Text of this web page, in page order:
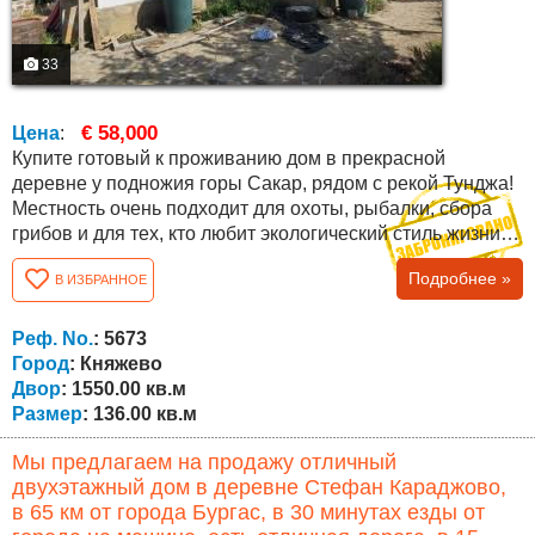
33
Цена: € 58,000
Купите готовый к проживанию дом в прекрасной
деревне у подножия горы Сакар, рядом с рекой Тунджа!
Местность очень подходит для охоты, рыбалки, сбора
грибов и для тех, кто любит экологический стиль жизни. В
селе есть два магазина кафе, много иностранцев.
Близкое расположение к городу Елхово делает его
предпочтительным местом для проживания. Общая
площадь дома составляет 136 кв.м. распределены
следующим образом: на первом этаже...
В ИЗБРАННОЕ Подробнее »
Реф. No.: 5673
Город: Княжево
Двор: 1550.00 кв.м
Размер: 136.00 кв.м
Мы предлагаем на продажу отличный
двухэтажный дом в деревне Стефан Караджово,
в 65 км от города Бургас, в 30 минутах езды от